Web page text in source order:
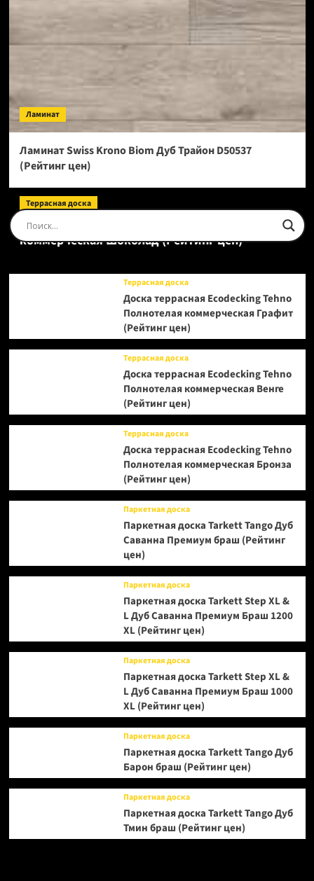
Ламинат
Ламинат Swiss Krono Biom Дуб Трайон D50537
(Рейтинг цен)
Террасная доска
Доска террасная Ecodecking Tehno Полнотелая
коммерческая Шоколад (Рейтинг цен)
Террасная доска
Доска террасная Ecodecking Tehno
Полнотелая коммерческая Графит
(Рейтинг цен)
Террасная доска
Доска террасная Ecodecking Tehno
Полнотелая коммерческая Венге
(Рейтинг цен)
Террасная доска
Доска террасная Ecodecking Tehno
Полнотелая коммерческая Бронза
(Рейтинг цен)
Паркетная доска
Паркетная доска Tarkett Tango Дуб
Саванна Премиум браш (Рейтинг
цен)
Паркетная доска
Паркетная доска Tarkett Step XL &
L Дуб Саванна Премиум Браш 1200
XL (Рейтинг цен)
Паркетная доска
Паркетная доска Tarkett Step XL &
L Дуб Саванна Премиум Браш 1000
XL (Рейтинг цен)
Паркетная доска
Паркетная доска Tarkett Tango Дуб
Барон браш (Рейтинг цен)
Паркетная доска
Паркетная доска Tarkett Tango Дуб
Тмин браш (Рейтинг цен)